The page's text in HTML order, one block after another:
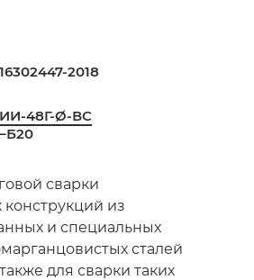
2018
48Г-Ø-ВС
сварки
конструкций из
и специальных
сталей
для сварки таких